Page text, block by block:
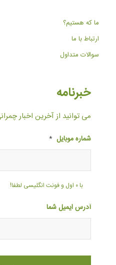
ما که هستیم؟
ارتباط با ما
سوالات متداول
خبرنامه
می توانید از آخرین اخبار
شماره موبایل *
با ۰ اول و فونت انگلیسی لطفا!
آدرس ایمیل شما